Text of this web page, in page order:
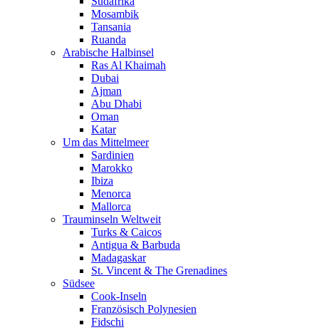
Mosambik
Tansania
Ruanda
Arabische Halbinsel
Ras Al Khaimah
Dubai
Ajman
Abu Dhabi
Oman
Katar
Um das Mittelmeer
Sardinien
Marokko
Ibiza
Menorca
Mallorca
Trauminseln Weltweit
Turks & Caicos
Antigua & Barbuda
Madagaskar
St. Vincent & The Grenadines
Südsee
Cook-Inseln
Französisch Polynesien
Fidschi